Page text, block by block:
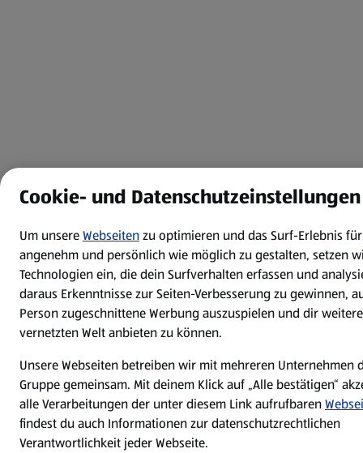
Cookie- und Datenschutzeinstellungen
Um unsereWebseitenzu optimieren und das Surf-Erlebnis
angenehm und persönlich wie möglich zu gestalten, setzen
Technologien ein, die dein Surfverhalten erfassen und
daraus Erkenntnisse zur Seiten-Verbesserung zu gewinnen,
Person zugeschnittene Werbung auszuspielen und dir
vernetzten Welt anbieten zu können.
Unsere Webseiten betreiben wir mit mehreren Unternehmen
Gruppe gemeinsam. Mit deinem Klick auf „Alle bestätigen“
alle Verarbeitungen der unter diesem Link aufrufbaren
findest du auch Informationen zur datenschutzrechtlichen
Verantwortlichkeit jeder Webseite.